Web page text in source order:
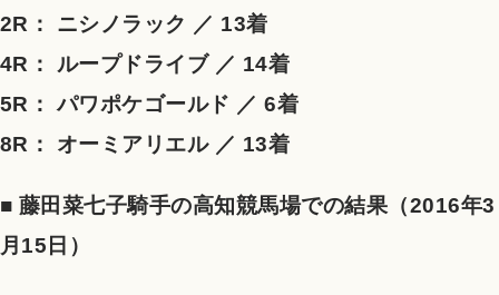
2R： ニシノラック ／ 13着
4R： ループドライブ ／ 14着
5R： パワポケゴールド ／ 6着
8R： オーミアリエル ／ 13着
■ 藤田菜七子騎手の高知競馬場での結果（2016年3
月15日）